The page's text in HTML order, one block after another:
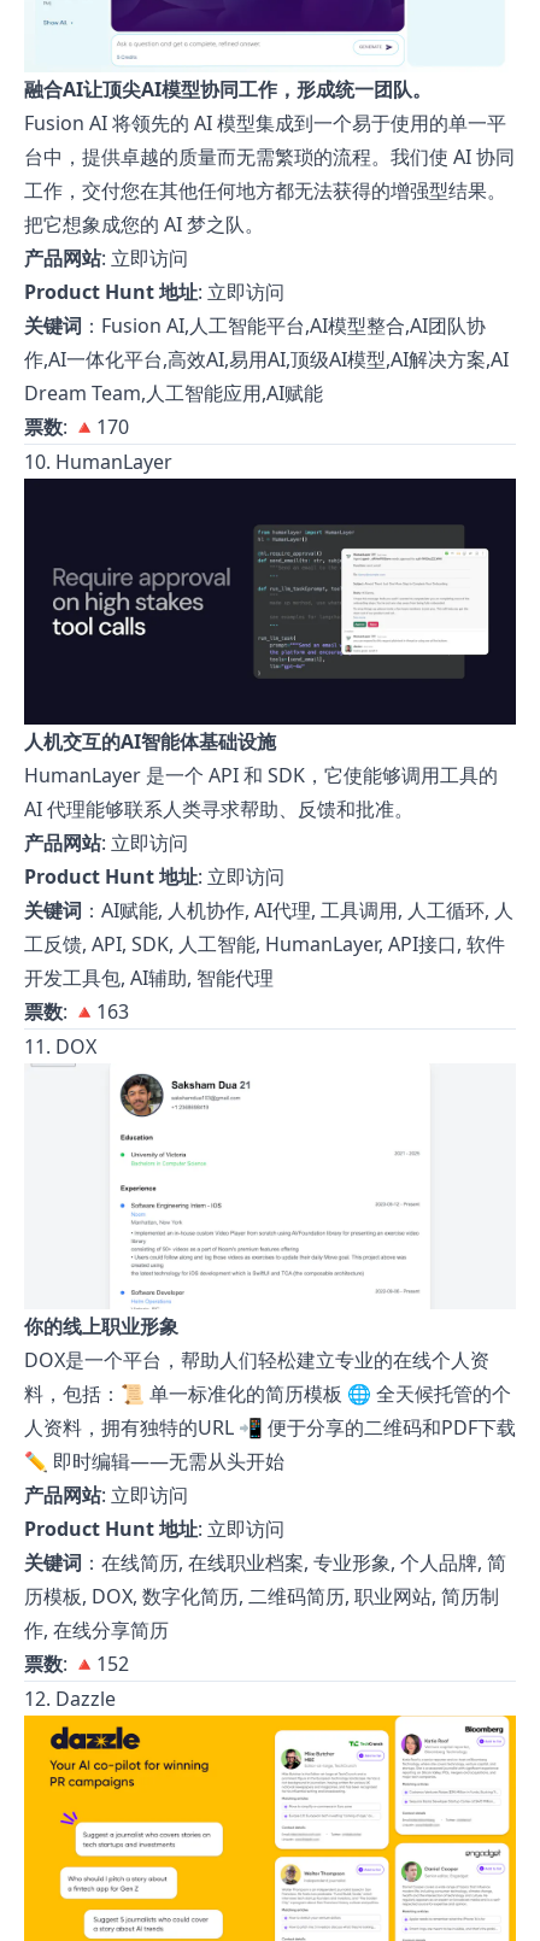
融合AI让顶尖AI模型协同工作，形成统一团队。
Fusion AI 将领先的 AI 模型集成到一个易于使用的单一平
台中，提供卓越的质量而无需繁琐的流程。我们使 AI 协同
工作，交付您在其他任何地方都无法获得的增强型结果。
把它想象成您的 AI 梦之队。
产品网站: 立即访问
Product Hunt 地址: 立即访问
关键词 ：Fusion AI,人工智能平台,AI模型整合,AI团队协
作,AI一体化平台,高效AI,易用AI,顶级AI模型,AI解决方案,AI
Dream Team,人工智能应用,AI赋能
票数: 🔺170
10. HumanLayer
人机交互的AI智能体基础设施
HumanLayer 是一个 API 和 SDK，它使能够调用工具的
AI 代理能够联系人类寻求帮助、反馈和批准。
产品网站: 立即访问
Product Hunt 地址: 立即访问
关键词 ：AI赋能, 人机协作, AI代理, 工具调用, 人工循环, 人
工反馈, API, SDK, 人工智能, HumanLayer, API接口, 软件
开发工具包, AI辅助, 智能代理
票数: 🔺163
11. DOX
你的线上职业形象
DOX是一个平台，帮助人们轻松建立专业的在线个人资
料，包括：📜 单一标准化的简历模板 🌐 全天候托管的个
人资料，拥有独特的URL 📲 便于分享的二维码和PDF下载
✏️ 即时编辑——无需从头开始
产品网站: 立即访问
Product Hunt 地址: 立即访问
关键词 ：在线简历, 在线职业档案, 专业形象, 个人品牌, 简
历模板, DOX, 数字化简历, 二维码简历, 职业网站, 简历制
作, 在线分享简历
票数: 🔺152
12. Dazzle